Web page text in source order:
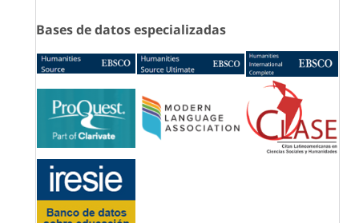
Bases de datos especializadas